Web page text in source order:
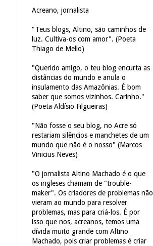
Acreano, jornalista
"Teus blogs, Altino, são caminhos de
luz. Cultiva-os com amor". (Poeta
Thiago de Mello)
"Querido amigo, o teu blog encurta as
distâncias do mundo e anula o
insulamento das Amazônias. É bom
saber que somos vizinhos. Carinho."
(Poeta Aldísio Filgueiras)
"Não fosse o seu blog, no Acre só
restariam silêncios e manchetes de um
mundo que não é o nosso" (Marcos
Vinicius Neves)
"O jornalista Altino Machado é o que
os ingleses chamam de "trouble-
maker". Os criadores de problemas não
vieram ao mundo para resolver
problemas, mas para criá-los. É por
isso que nos, acreanos, temos uma
dívida muito grande com Altino
Machado, pois criar problemas é criar